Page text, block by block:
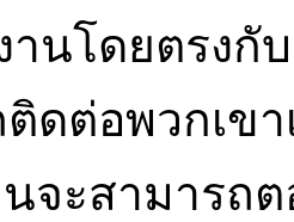
นโดยตรงกั
ดต่อพวกเขา
จะสามารถ